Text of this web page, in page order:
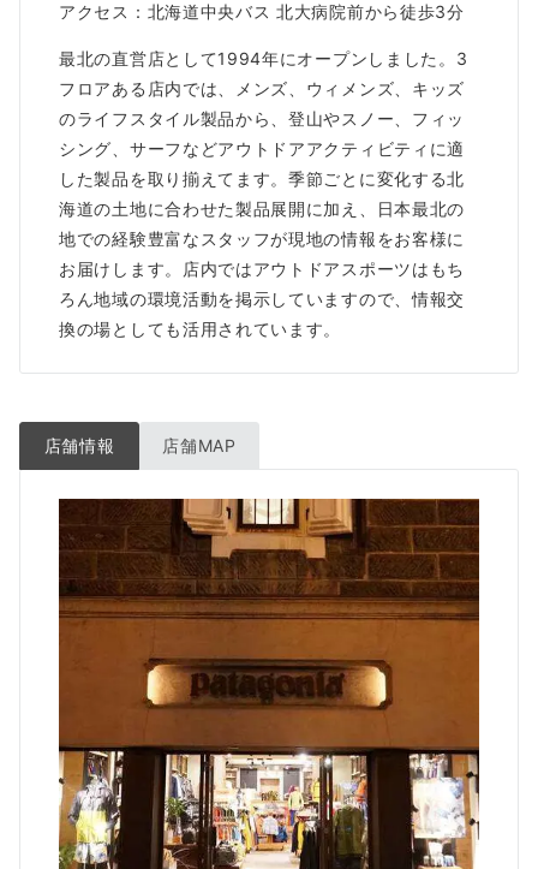
アクセス：北海道中央バス 北大病院前から徒歩3分
最北の直営店として1994年にオープンしました。3
フロアある店内では、メンズ、ウィメンズ、キッズ
のライフスタイル製品から、登山やスノー、フィッ
シング、サーフなどアウトドアアクティビティに適
した製品を取り揃えてます。季節ごとに変化する北
海道の土地に合わせた製品展開に加え、日本最北の
地での経験豊富なスタッフが現地の情報をお客様に
お届けします。店内ではアウトドアスポーツはもち
ろん地域の環境活動を掲示していますので、情報交
換の場としても活用されています。
店舗情報 店舗MAP